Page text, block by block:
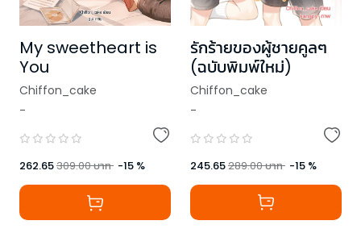
My sweetheart is
You
Chiffon_cake
-
262.65309.00บาท -15 %
รักร้ายของผู้ชายคูลๆ
(ฉบับพิมพ์ใหม่)
Chiffon_cake
-
245.65289.00บาท -15 %